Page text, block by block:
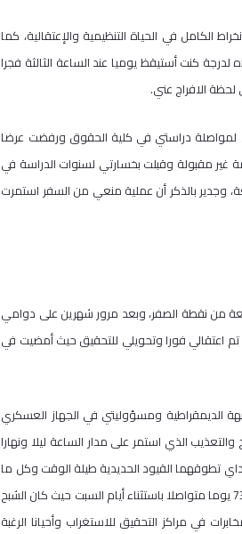
الكامل في الحياة التنظيمية والإعتقالية، كما
كنت أستيقظ يوميا عند الساعة الثالثة فجرا
الافراج عني.
جامعة دمشق لمواصلة دراستي في كلية الحقوق ورفضت عرضا
غير مقبولة وقبلت بخسارتي لسنوات الدراسة في
وجدير بالذكر أن عملية منعي من السفر استمرت
الجامعة من نقطة الصفر، وبعد مرور شهرين على دوامي
في طولكرم وهناك تم اعتقالي فورا وتحويلي للتحقيق حيث أمضيت في
الديمقراطية ومسؤوليتي في الجهاز العسكري
الذي استمر على مدار الساعة ليلا ونهارا
تطوقهما القيود الحديدية طيلة الوقت وكل ما
رافق ذلك من ضرب ودوشات المياه الباردة في منتصف الليل وكل أساليب التعذيب الأخرى التي استمرت 73 يوما متواصلا باستثناء أيام السبت حيث كان الشبح
في مراكز التحقيق للاستغراب وأحيانا الرغبة